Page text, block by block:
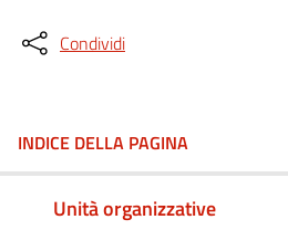
Condividi
INDICE DELLA PAGINA
Unità organizzative